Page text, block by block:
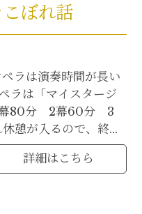
ぼれ話
ラは演奏時間が長い
ラは「マイスタージ
幕80分 2幕60分 3
憩が入るので、終...
詳細はこちら